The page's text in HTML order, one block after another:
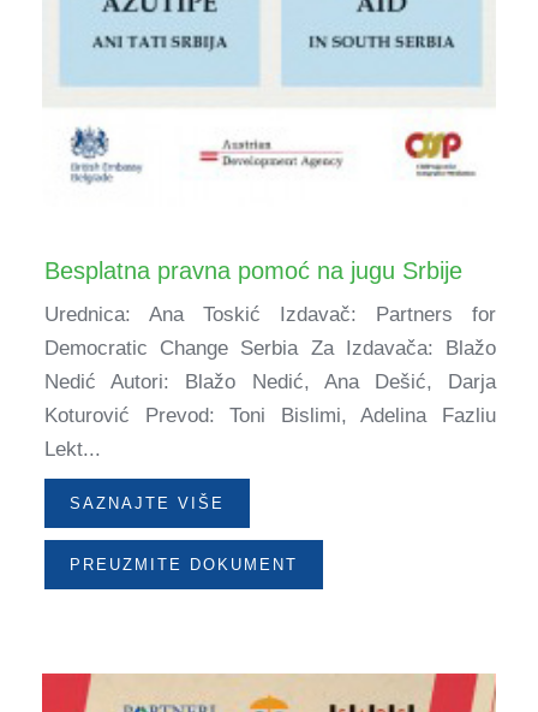
Besplatna pravna pomoć na jugu Srbije
Urednica: Ana Toskić Izdavač: Partners for
Democratic Change Serbia Za Izdavača: Blažo
Nedić Autori: Blažo Nedić, Ana Dešić, Darja
Koturović Prevod: Toni Bislimi, Adelina Fazliu
Lekt...
SAZNAJTE VIŠE
PREUZMITE DOKUMENT